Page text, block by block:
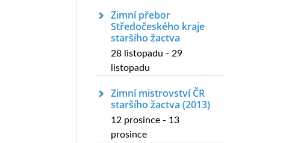
Zimní přebor
Středočeského kraje
staršího žactva
28 listopadu - 29
listopadu
Zimní mistrovství ČR
staršího žactva (2013)
12 prosince- 13
prosince